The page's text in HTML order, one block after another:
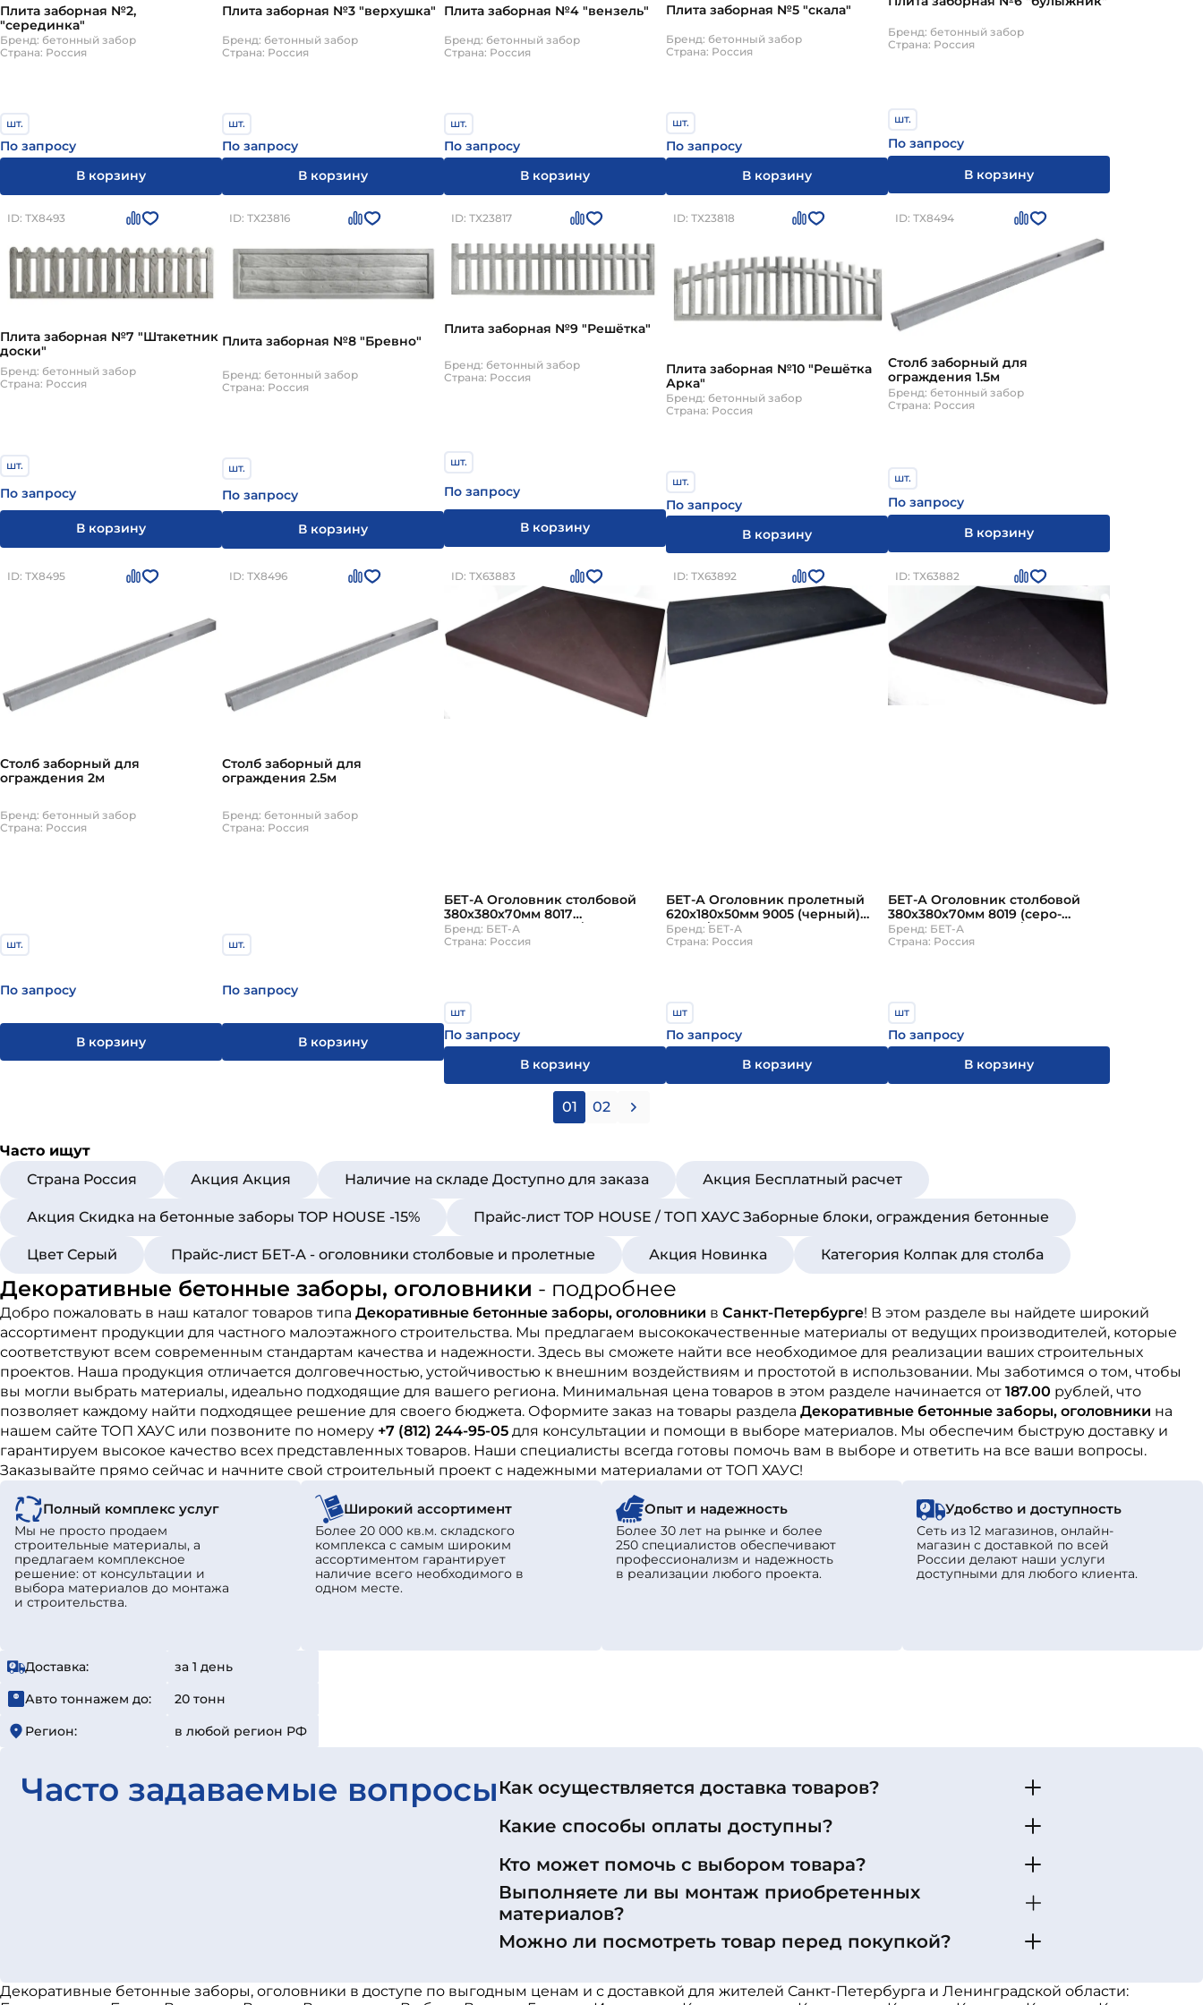
Плита заборная №2,
"серединка"
Бренд: бетонный забор
Страна: Россия
шт.
По запросу
В корзину
Плита заборная №3 "верхушка"
Бренд: бетонный забор
Страна: Россия
шт.
По запросу
В корзину
Плита заборная №4 "вензель"
Бренд: бетонный забор
Страна: Россия
шт.
По запросу
В корзину
Плита заборная №5 "скала"
Бренд: бетонный забор
Страна: Россия
шт.
По запросу
В корзину
Бренд: бетонный забор
Страна: Россия
шт.
По запросу
В корзину
ID: ТХ8493
Плита заборная №7 "Штакетник
доски"
Бренд: бетонный забор
Страна: Россия
шт.
По запросу
В корзину
ID: ТХ23816
Плита заборная №8 "Бревно"
Бренд: бетонный забор
Страна: Россия
шт.
По запросу
В корзину
ID: ТХ23817
Плита заборная №9 "Решётка"
Бренд: бетонный забор
Страна: Россия
шт.
По запросу
В корзину
ID: ТХ23818
Плита заборная №10 "Решётка
Арка"
Бренд: бетонный забор
Страна: Россия
шт.
По запросу
В корзину
ID: ТХ8494
Столб заборный для
ограждения 1.5м
Бренд: бетонный забор
Страна: Россия
шт.
По запросу
В корзину
ID: ТХ8495
Столб заборный для
ограждения 2м
Бренд: бетонный забор
Страна: Россия
шт.
По запросу
В корзину
ID: ТХ8496
Столб заборный для
ограждения 2.5м
Бренд: бетонный забор
Страна: Россия
шт.
По запросу
В корзину
ID: ТХ63883
БЕТ-А Оголовник столбовой
380х380х70мм 8017
(коричневый) 48шт/пд
Бренд: БЕТ-А
Страна: Россия
шт
По запросу
В корзину
ID: ТХ63892
БЕТ-А Оголовник пролетный
620х180х50мм 9005 (черный)
100шт/пд
Бренд: БЕТ-А
Страна: Россия
шт
По запросу
В корзину
ID: ТХ63882
БЕТ-А Оголовник столбовой
380х380х70мм 8019 (серо-
коричневый) 48шт/пд
Бренд: БЕТ-А
Страна: Россия
шт
По запросу
В корзину
01 02
Часто ищут
Страна Россия
Акция Акция Наличие на складе Доступно для заказа Акция Бесплатный расчет
Акция Скидка на бетонные заборы TOP HOUSE -15% Прайс-лист TOP HOUSE / ТОП ХАУС Заборные блоки, ограждения бетонные
Цвет Серый Прайс-лист БЕТ-А - оголовники столбовые и пролетные Акция Новинка Категория Колпак для столба
Декоративные бетонные заборы, оголовники - подробнее
Добро пожаловать в наш каталог товаров типа Декоративные бетонные заборы, оголовники в Санкт-Петербурге! В этом разделе вы найдете широкий
ассортимент продукции для частного малоэтажного строительства. Мы предлагаем высококачественные материалы от ведущих производителей, которые
соответствуют всем современным стандартам качества и надежности. Здесь вы сможете найти все необходимое для реализации ваших строительных
проектов. Наша продукция отличается долговечностью, устойчивостью к внешним воздействиям и простотой в использовании. Мы заботимся о том, чтобы
вы могли выбрать материалы, идеально подходящие для вашего региона. Минимальная цена товаров в этом разделе начинается от 187.00 рублей, что
позволяет каждому найти подходящее решение для своего бюджета. Оформите заказ на товары раздела Декоративные бетонные заборы, оголовники на
нашем сайте ТОП ХАУС или позвоните по номеру +7 (812) 244-95-05 для консультации и помощи в выборе материалов. Мы обеспечим быструю доставку и
гарантируем высокое качество всех представленных товаров. Наши специалисты всегда готовы помочь вам в выборе и ответить на все ваши вопросы.
Заказывайте прямо сейчас и начните свой строительный проект с надежными материалами от ТОП ХАУС!
Полный комплекс услуг
Мы не просто продаем
строительные материалы, а
предлагаем комплексное
решение: от консультации и
выбора материалов до монтажа
и строительства.
Широкий ассортимент
Более 20 000 кв.м. складского
комплекса с самым широким
ассортиментом гарантирует
наличие всего необходимого в
одном месте.
Опыт и надежность
Более 30 лет на рынке и более
250 специалистов обеспечивают
профессионализм и надежность
в реализации любого проекта.
Удобство и доступность
Сеть из 12 магазинов, онлайн-
магазин с доставкой по всей
России делают наши услуги
доступными для любого клиента.
Доставка:
за 1 день
Авто тоннажем до:
20 тонн
Регион:
в любой регион РФ
Часто задаваемые вопросы Как осуществляется доставка товаров?
Какие способы оплаты доступны?
Кто может помочь с выбором товара?
Выполняете ли вы монтаж приобретенных
материалов?
Можно ли посмотреть товар перед покупкой?
Декоративные бетонные заборы, оголовники в доступе по выгодным ценам и с доставкой для жителей Санкт-Петербурга и Ленинградской области: